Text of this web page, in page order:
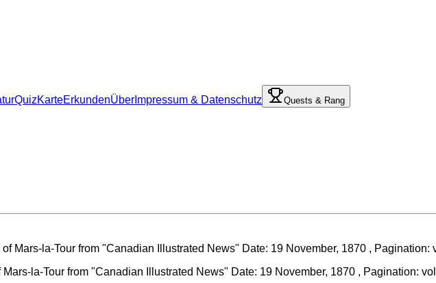
QuizKarteErkundenÜber Impressum & Datenschutz Quests & Rang
la-Tour from "Canadian Illustrated News" Date: 19 November, 1870 , Pagination: